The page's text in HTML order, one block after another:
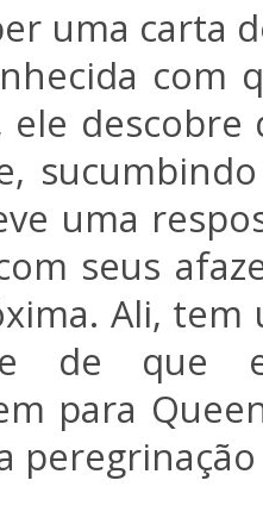
uma carta
com
ele
uma
seus
Ali,
de que
para